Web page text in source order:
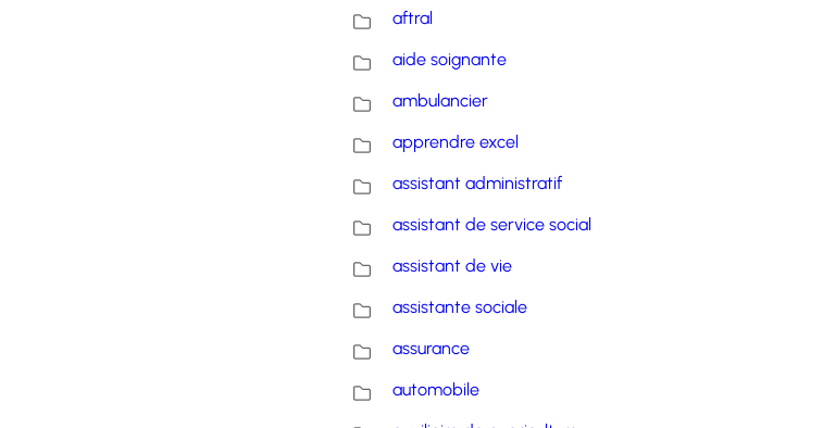
aftral
aide soignante
ambulancier
apprendre excel
assistant administratif
assistant de service social
assistant de vie
assistante sociale
assurance
automobile